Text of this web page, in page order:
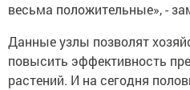
весьма положительные», -
Данные узлы позволят
повысить эффективность
растений. И на сегодня